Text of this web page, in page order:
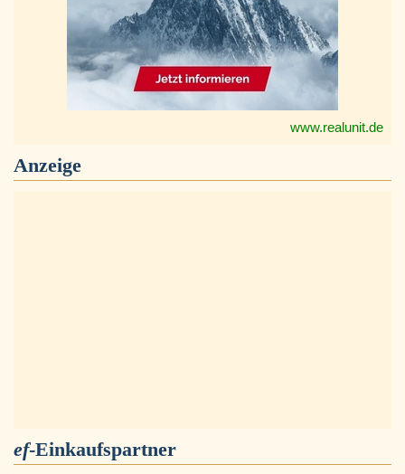
www.realunit.de
Anzeige
ef-Einkaufspartner